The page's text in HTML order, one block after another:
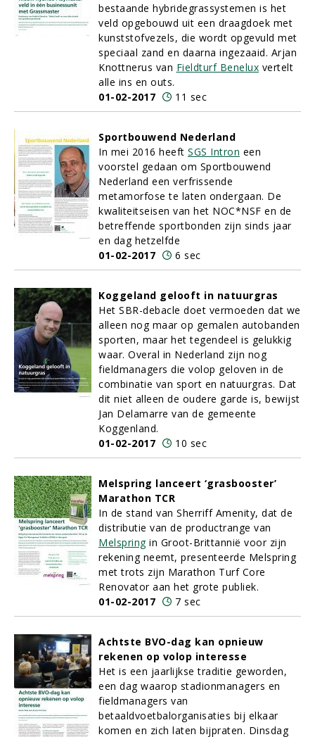
bestaande hybridegrassystemen is het
veld opgebouwd uit een draagdoek met
kunststofvezels, die wordt opgevuld met
speciaal zand en daarna ingezaaid. Arjan
Knottnerus van Fieldturf Benelux vertelt
alle ins en outs.
01-02-2017
11 sec
Sportbouwend Nederland
In mei 2016 heeft SGS Intron een
voorstel gedaan om Sportbouwend
Nederland een verfrissende
metamorfose te laten ondergaan. De
kwaliteitseisen van het NOC*NSF en de
betreffende sportbonden zijn sinds jaar
en dag hetzelfde
01-02-2017
6 sec
Koggeland gelooft in natuurgras
Het SBR-debacle doet vermoeden dat we
alleen nog maar op gemalen autobanden
sporten, maar het tegendeel is gelukkig
waar. Overal in Nederland zijn nog
fieldmanagers die volop geloven in de
combinatie van sport en natuurgras. Dat
dit niet alleen de oudere garde is, bewijst
Jan Delamarre van de gemeente
Koggenland.
01-02-2017
10 sec
Melspring lanceert ‘grasbooster’
Marathon TCR
In de stand van Sherriff Amenity, dat de
distributie van de productrange van
Melspringin Groot-Brittannië voor zijn
rekening neemt, presenteerde Melspring
met trots zijn Marathon Turf Core
Renovator aan het grote publiek.
01-02-2017
7 sec
Achtste BVO-dag kan opnieuw
rekenen op volop interesse
Het is een jaarlijkse traditie geworden,
een dag waarop stadionmanagers en
fieldmanagers van
betaaldvoetbalorganisaties bij elkaar
komen en zich laten bijpraten. Dinsdag